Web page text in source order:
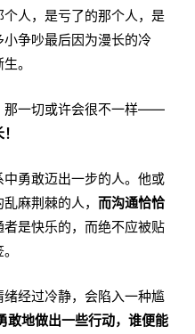
人，是亏了的那个人，是
争吵最后因为漫长的冷
。
那一切或许会很不一样——
勇敢迈出一步的人。他或
麻荆棘的人， 而沟通恰恰
者是快乐的，而绝不应被贴
经过冷静，会陷入一种尴
敢地做出一些行动，谁便能